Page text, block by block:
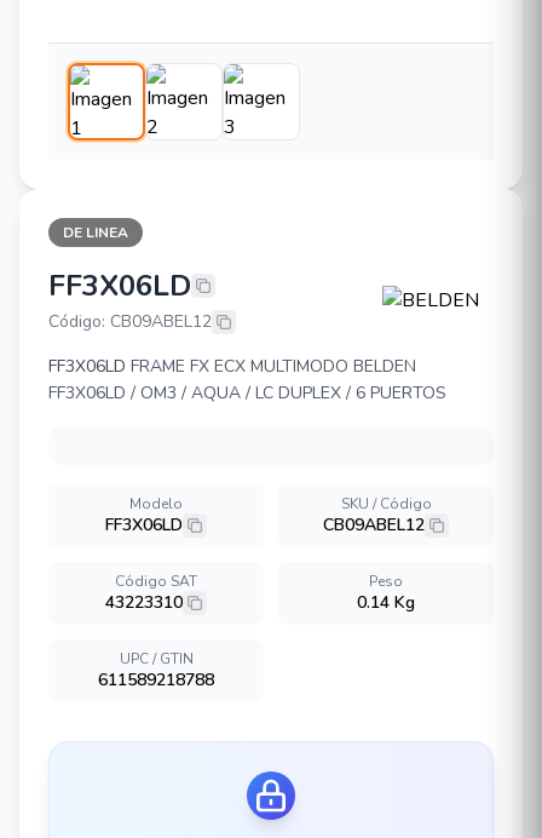
DE LINEA
BELDEN FF3X06LD
FF3X06LD
Código: CB09ABEL12
FF3X06LD FRAME FX ECX MULTIMODO BELDEN
FF3X06LD / OM3 / AQUA / LC DUPLEX / 6 PUERTOS
Modelo
FF3X06LD
SKU / Código
CB09ABEL12
Código SAT
43223310
Peso
0.14 Kg
UPC / GTIN
611589218788